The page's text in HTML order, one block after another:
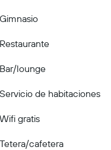
Gimnasio
Restaurante
Bar/lounge
Servicio de habitaciones
Wifi gratis
Tetera/cafetera